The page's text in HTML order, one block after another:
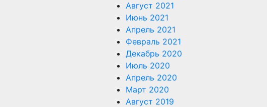
Август 2021
Июнь 2021
Апрель 2021
Февраль 2021
Декабрь 2020
Июль 2020
Апрель 2020
Март 2020
Август 2019